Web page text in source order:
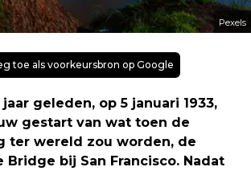
Pexels
toe als voorkeursbron op Google
geleden, op 5 januari 1933,
gestart van wat toen de
ter wereld zou worden, de
Bridge bij San Francisco. Nadat